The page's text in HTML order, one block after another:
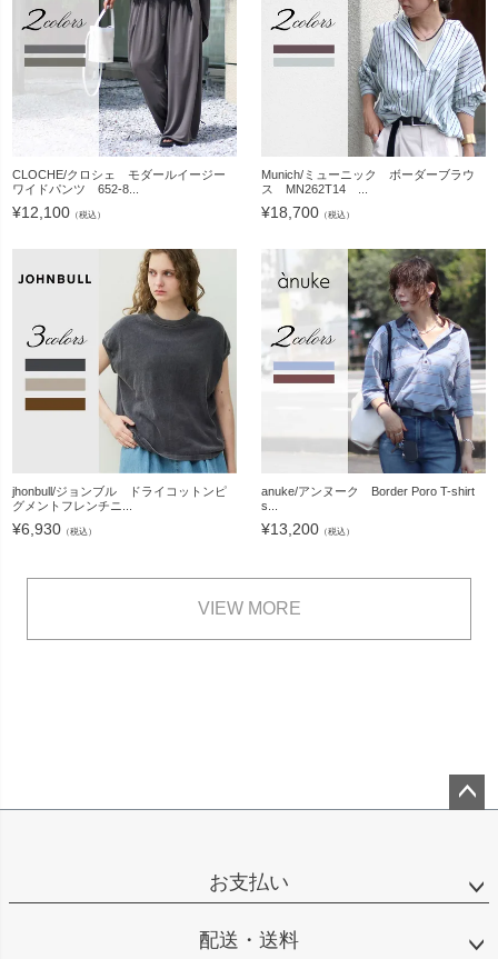
CLOCHE/クロシェ モダールイージー
ワイドパンツ 652-8...
¥12,100 （税込）
Munich/ミューニック ボーダーブラウ
ス MN262T14 ...
¥18,700 （税込）
jhonbull/ジョンブル ドライコットンピ
グメントフレンチニ...
¥6,930 （税込）
anuke/アンヌーク Border Poro T-shirt
s...
¥13,200 （税込）
VIEW MORE
お支払い
配送・送料